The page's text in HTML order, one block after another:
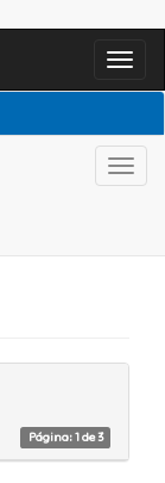
Página: 1 de 3